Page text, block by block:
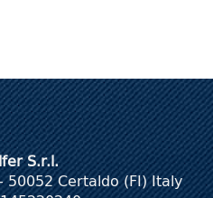
S.r.l.
50052 Certaldo (FI) Italy